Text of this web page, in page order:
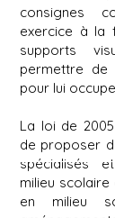
consignes
exercice à la
supports
permettre de
pour lui
La loi de
de proposer
spécialisés
milieu scolaire
en milieu